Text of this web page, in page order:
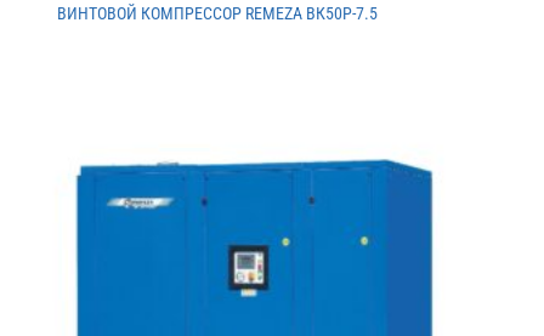
ВИНТОВОЙ КОМПРЕССОР REMEZA ВК50Р-7.5